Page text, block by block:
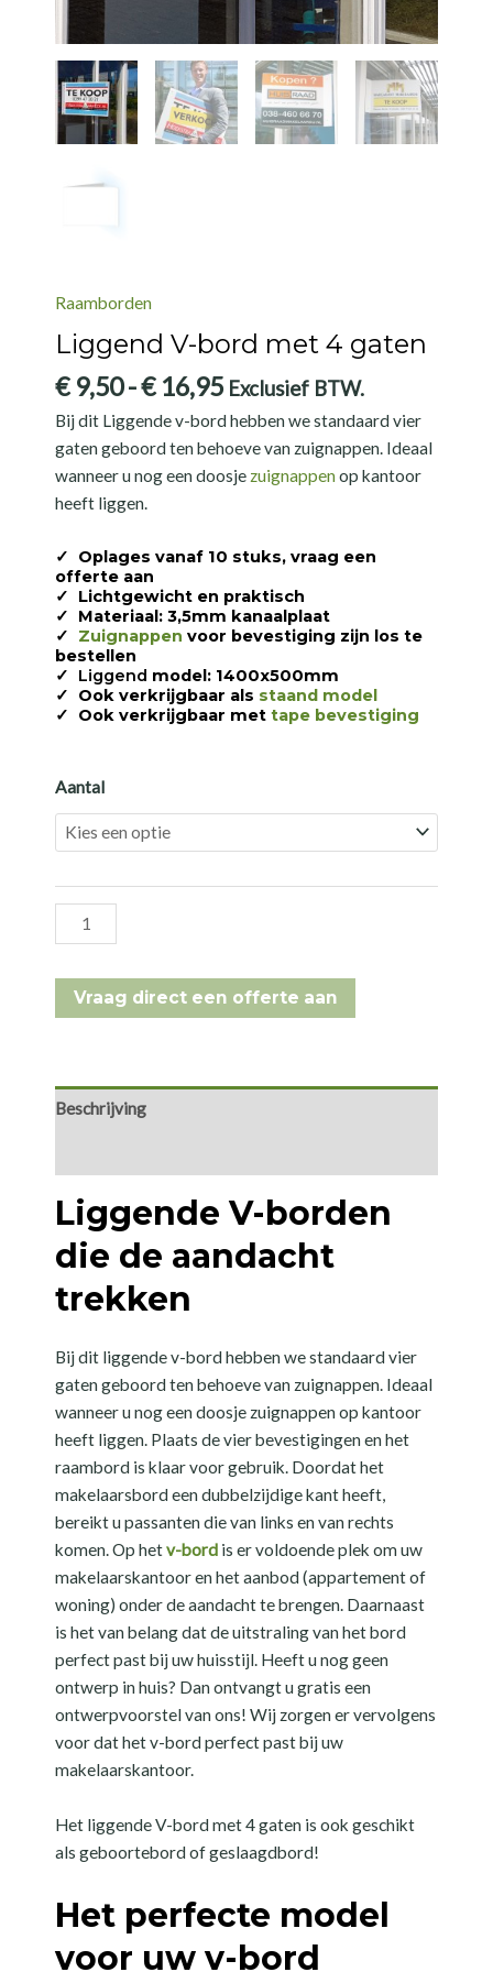
Raamborden
Liggend V-bord met 4 gaten
€9,50-€16,95Prijsklasse:
€ 9,50
tot
€ 16,95
Exclusief BTW.
Bij dit Liggende v-bord hebben we standaard vier
gaten geboord ten behoeve van zuignappen. Ideaal
wanneer u nog een doosje zuignappen op kantoor
heeft liggen.
✓
Oplages vanaf 10 stuks, vraag een
offerte aan
✓
Lichtgewicht en praktisch
✓
Materiaal: 3,5mm kanaalplaat
✓
Zuignappen voor bevestiging zijn los te
bestellen
✓
Liggend model: 1400x500mm
✓
Ook verkrijgbaar als staand model
✓
Ook verkrijgbaar met tape bevestiging
Aantal
Liggend
V-
metVraag direct een offerte aan
Beschrijving
Liggende V-borden
die de aandacht
trekken
Bij dit liggende v-bord hebben we standaard vier
gaten geboord ten behoeve van zuignappen. Ideaal
wanneer u nog een doosje zuignappen op kantoor
heeft liggen. Plaats de vier bevestigingen en het
raambord is klaar voor gebruik. Doordat het
makelaarsbord een dubbelzijdige kant heeft,
bereikt u passanten die van links en van rechts
komen. Op hetv-bord is er voldoende plek om uw
makelaarskantoor en het aanbod (appartement of
woning) onder de aandacht te brengen. Daarnaast
is het van belang dat de uitstraling van het bord
perfect past bij uw huisstijl. Heeft u nog geen
ontwerp in huis? Dan ontvangt u gratis een
ontwerpvoorstel van ons! Wij zorgen er vervolgens
voor dat het v-bord perfect past bij uw
makelaarskantoor.
Het liggende V-bord met 4 gaten is ook geschikt
als geboortebord of geslaagdbord!
Het perfecte model
voor uw v-bord